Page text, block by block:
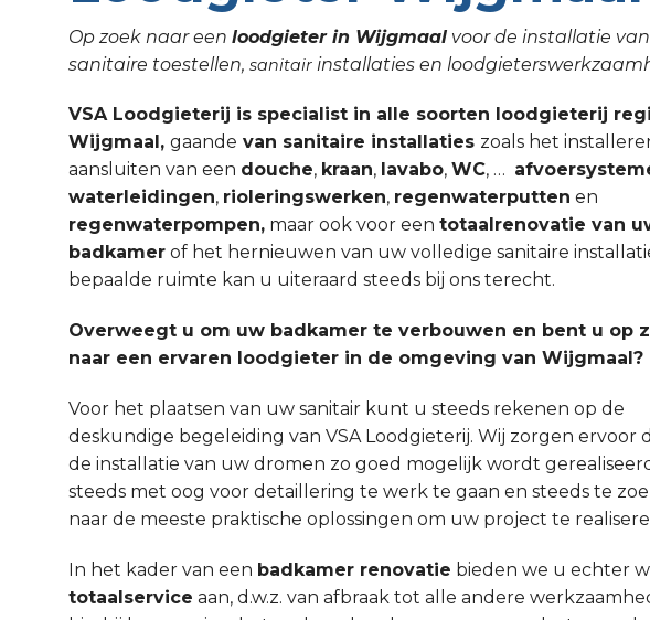
Op zoek naar een loodgieter in Wijgmaal voor de installatie
sanitaire toestellen, sanitair installaties en
VSA Loodgieterij is specialist in alle soorten loodgieterij
Wijgmaal, gaande van sanitaire installaties zoals het
aansluiten van een douche, kraan, lavabo, WC, …
waterleidingen, rioleringswerken, regenwaterputten en
regenwaterpompen, maar ook voor een totaalrenovatie van
badkamer of het hernieuwen van uw volledige sanitaire
bepaalde ruimte kan u uiteraard steeds bij ons terecht.
Overweegt u om uw badkamer te verbouwen en bent u op
naar een ervaren loodgieter in de omgeving van Wijgmaal?
Voor het plaatsen van uw sanitair kunt u steeds rekenen op de
deskundige begeleiding van VSA Loodgieterij. Wij zorgen ervoor
de installatie van uw dromen zo goed mogelijk wordt
steeds met oog voor detaillering te werk te gaan en steeds te
naar de meeste praktische oplossingen om uw project te
In het kader van een badkamer renovatie bieden we u echter
totaalservice aan, d.w.z. van afbraak tot alle andere